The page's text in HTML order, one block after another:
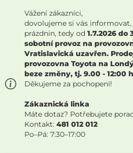
Vážení zákazníci,
dovolujeme si vás
prázdnin, tedy od 1.7.2026 do
sobotní provoz na
Vratislavická uzavřen.
provozovna Toyota na
beze změny, tj. 9.00 - 12:00
Děkujeme za pochopení!
Zákaznická linka
Máte dotaz? Potřebujete
Kontakt: 481 012 012
Po–Pá: 7:30–17:00